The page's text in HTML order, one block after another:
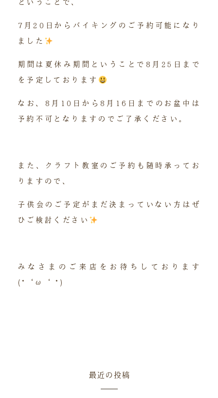
ということで、
7月20日からバイキングのご予約可能になり
ました
期間は夏休み期間ということで8月25日まで
を予定しております
なお、8月10日から8月16日までのお盆中は
予約不可となりますのでご了承ください。
また、クラフト教室のご予約も随時承ってお
りますので、
子供会のご予定がまだ決まっていない方はぜ
ひご検討ください
みなさまのご来店をお待ちしております
(*‘ω‘ *)
最近の投稿